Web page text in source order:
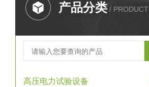
产品分类 / PRODUCT
高压电力试验设备